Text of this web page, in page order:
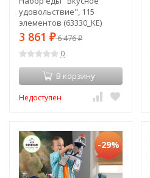
удовольствие", 115
элементов (63330_KE)
3 861 ₽6 476₽
0
В корзину
Недоступен
-29%